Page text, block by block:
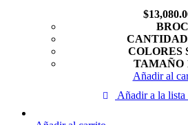
$
COLORES
TAMAÑO
Añadir al
Añadir a la lista